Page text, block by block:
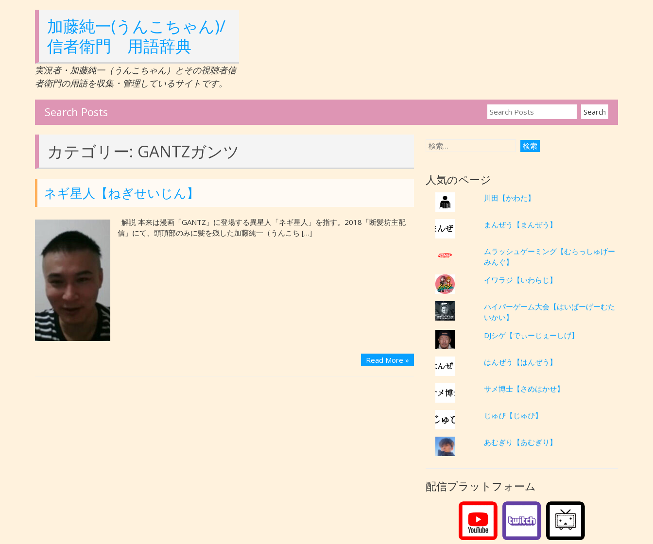
加藤純一(うんこちゃん)/
信者衛門 用語辞典
実況者・加藤純一（うんこちゃん）とその視聴者信
者衛門の用語を収集・管理しているサイトです。
Search Posts
カテゴリー: GANTZガンツ
ネギ星人【ねぎせいじん】
解説 本来は漫画「GANTZ」に登場する異星人「ネギ星人」を指す。2018「断髪坊主配
信」にて、頭頂部のみに髪を残した加藤純一（うんこち […]
Read More »
人気のページ
川田【かわた】
まんぜう【まんぜう】
ムラッシュゲーミング【むらっしゅげー
みんぐ】
イワラジ【いわらじ】
ハイパーゲーム大会【はいぱーげーむた
いかい】
DJシゲ【でぃーじぇーしげ】
はんぜう【はんぜう】
サメ博士【さめはかせ】
じゅぴ【じゅぴ】
あむぎり【あむぎり】
配信プラットフォーム